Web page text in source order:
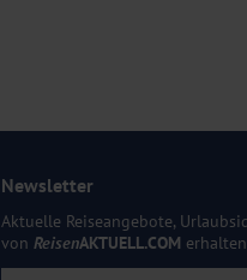
Newsletter
Aktuelle Reiseangebote,
von ReisenAKTUELL.COM